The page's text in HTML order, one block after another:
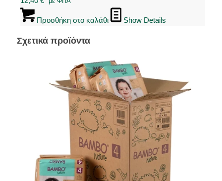
Προσθήκη στο καλάθι Show Details
Σχετικά προϊόντα